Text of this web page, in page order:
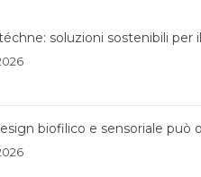
soluzioni sostenibili per
biofilico e sensoriale può